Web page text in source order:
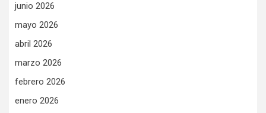
junio 2026
mayo 2026
abril 2026
marzo 2026
febrero 2026
enero 2026